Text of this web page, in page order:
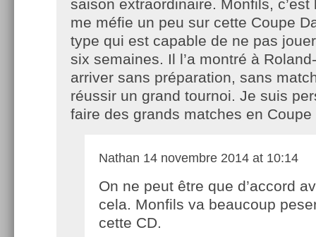
saison extraordinaire. Monfils,
me méfie un peu sur cette Coupe
type qui est capable de ne pas
six semaines. Il l’a montré à
arriver sans préparation, sans
réussir un grand tournoi. Je suis
faire des grands matches en Coupe
Nathan 14 novembre 2014 at 10:14
On ne peut être que d’accord
cela. Monfils va beaucoup
cette CD.